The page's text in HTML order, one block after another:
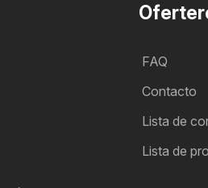
FAQ
Contacto
Lista de
Lista de